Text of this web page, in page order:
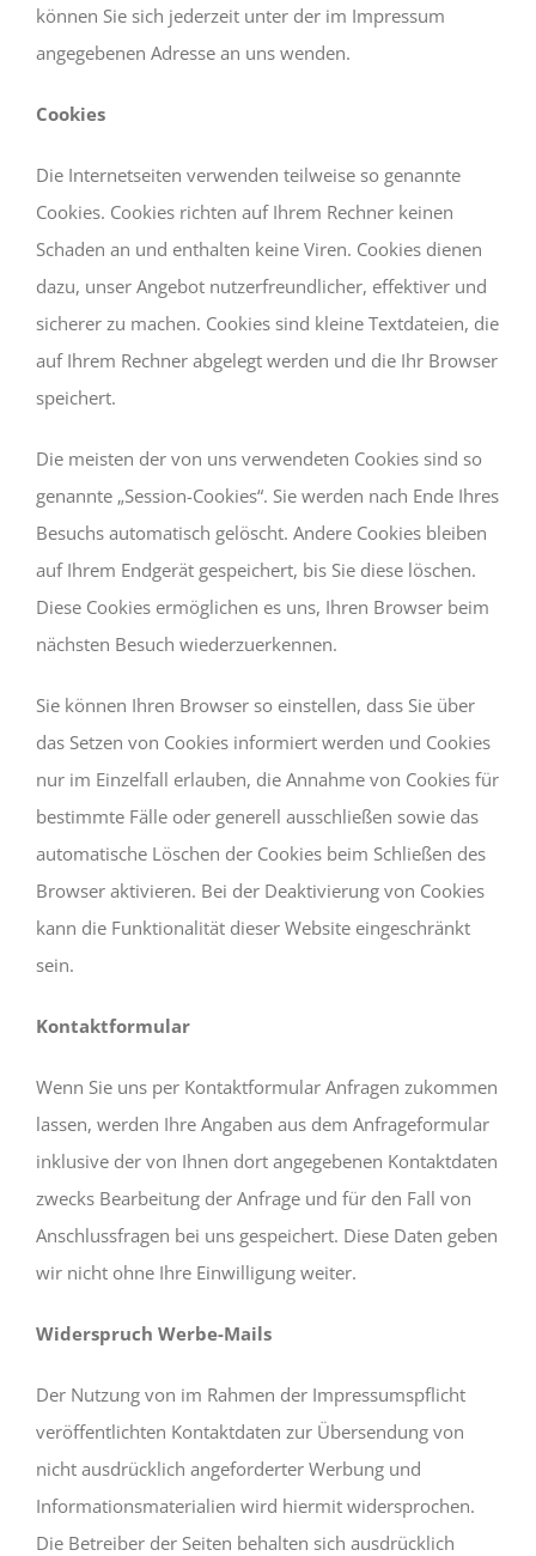
können Sie sich jederzeit unter der im Impressum
angegebenen Adresse an uns wenden.
Cookies
Die Internetseiten verwenden teilweise so genannte
Cookies. Cookies richten auf Ihrem Rechner keinen
Schaden an und enthalten keine Viren. Cookies dienen
dazu, unser Angebot nutzerfreundlicher, effektiver und
sicherer zu machen. Cookies sind kleine Textdateien, die
auf Ihrem Rechner abgelegt werden und die Ihr Browser
speichert.
Die meisten der von uns verwendeten Cookies sind so
genannte „Session-Cookies“. Sie werden nach Ende Ihres
Besuchs automatisch gelöscht. Andere Cookies bleiben
auf Ihrem Endgerät gespeichert, bis Sie diese löschen.
Diese Cookies ermöglichen es uns, Ihren Browser beim
nächsten Besuch wiederzuerkennen.
Sie können Ihren Browser so einstellen, dass Sie über
das Setzen von Cookies informiert werden und Cookies
nur im Einzelfall erlauben, die Annahme von Cookies für
bestimmte Fälle oder generell ausschließen sowie das
automatische Löschen der Cookies beim Schließen des
Browser aktivieren. Bei der Deaktivierung von Cookies
kann die Funktionalität dieser Website eingeschränkt
sein.
Kontaktformular
Wenn Sie uns per Kontaktformular Anfragen zukommen
lassen, werden Ihre Angaben aus dem Anfrageformular
inklusive der von Ihnen dort angegebenen Kontaktdaten
zwecks Bearbeitung der Anfrage und für den Fall von
Anschlussfragen bei uns gespeichert. Diese Daten geben
wir nicht ohne Ihre Einwilligung weiter.
Widerspruch Werbe-Mails
Der Nutzung von im Rahmen der Impressumspflicht
veröffentlichten Kontaktdaten zur Übersendung von
nicht ausdrücklich angeforderter Werbung und
Informationsmaterialien wird hiermit widersprochen.
Die Betreiber der Seiten behalten sich ausdrücklich